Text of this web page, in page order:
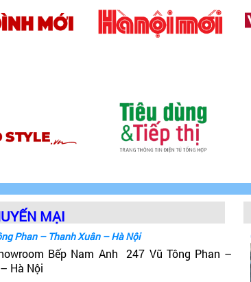
MẠI
Phan – Thanh Xuân – Hà Nội
Bếp Nam Anh 247 Vũ Tông Phan –
Hà Nội